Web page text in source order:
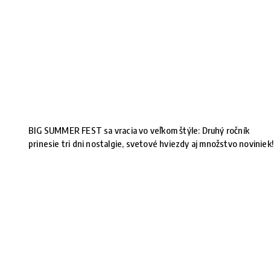
BIG SUMMER FEST sa vracia vo veľkom štýle: Druhý ročník
prinesie tri dni nostalgie, svetové hviezdy aj množstvo noviniek!